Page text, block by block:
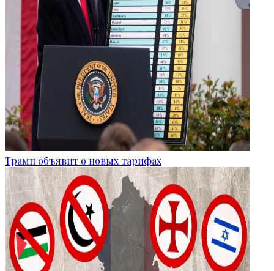
Трамп объявит о новых тарифах